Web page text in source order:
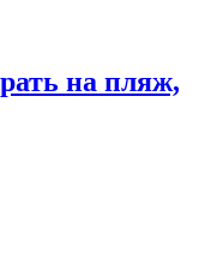
на пляж,